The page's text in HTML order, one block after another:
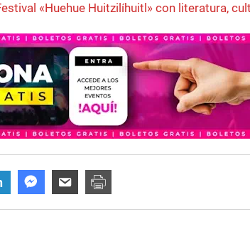
«Huehue Huitzilíhuitl» con literatura,